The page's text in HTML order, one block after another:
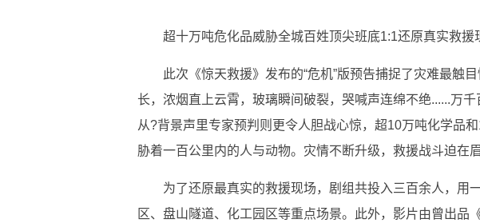
超十万吨危化品威胁全城百姓顶尖班底1:1还原真实救援
此次《惊天救援》发布的“危机”版预告捕捉了灾难最触
长，浓烟直上云霄，玻璃瞬间破裂，哭喊声连绵不绝......万
从?背景声里专家预判则更令人胆战心惊，超10万吨化学品
胁着一百公里内的人与动物。灾情不断升级，救援战斗迫在眉
为了还原最真实的救援现场，剧组共投入三百余人，用
区、盘山隧道、化工园区等重点场景。此外，影片由曾出品